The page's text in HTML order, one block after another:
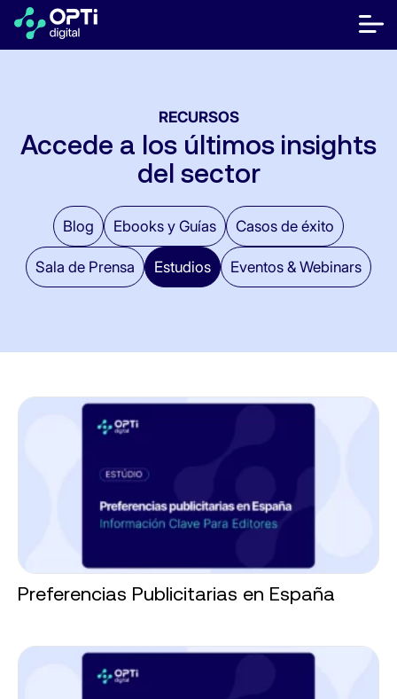
Saltar
contenido
Anunciantes
Sobre Nosotros
Hablar con Ventas
RECURSOS
Accede a los últimos insights
del sector
Blog Ebooks y Guías Casos de éxito
Sala de Prensa Estudios Eventos & Webinars
Preferencias Publicitarias en España